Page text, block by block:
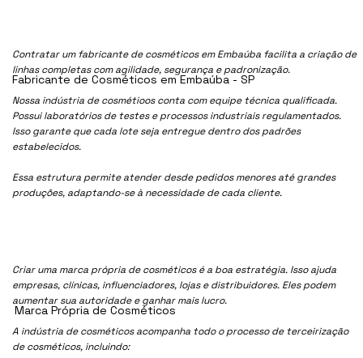
Contratar um fabricante de cosméticos em Embaúba facilita a criação de
linhas completas com agilidade, segurança e padronização.
Nossa indústria de cosmétioos conta com equipe técnica qualificada.
Possui laboratórios de testes e processos industriais regulamentados.
Isso garante que cada lote seja entregue dentro dos padrões
estabelecidos.
Essa estrutura permite atender desde pedidos menores até grandes
produções, adaptando-se à necessidade de cada cliente.
Criar uma marca própria de cosméticos é a boa estratégia. Isso ajuda
empresas, clínicas, influenciadores, lojas e distribuidores. Eles podem
aumentar sua autoridade e ganhar mais lucro.
A indústria de cosméticos acompanha todo o processo de terceirização
de cosméticos, incluindo:
Fabricante de Cosméticos em Embaúba - SP
Marca Própria de Cosméticos